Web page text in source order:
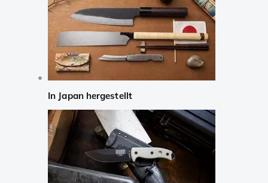
In Japan hergestellt